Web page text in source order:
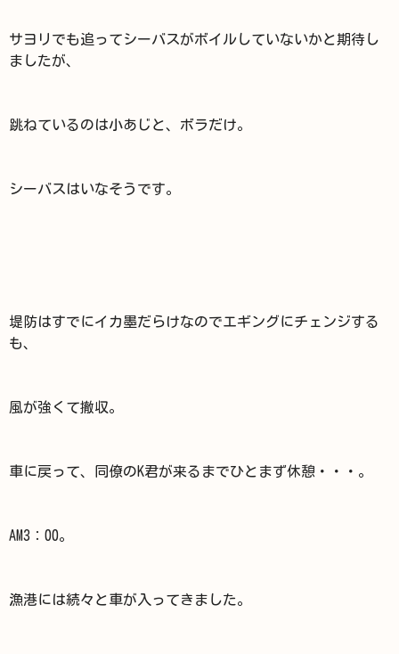
サヨリでも追ってシーバスがボイルしていないかと期待し
ましたが、
跳ねているのは小あじと、ボラだけ。
シーバスはいなそうです。
堤防はすでにイカ墨だらけなのでエギングにチェンジする
も、
風が強くて撤収。
車に戻って、同僚のK君が来るまでひとまず休憩・・・。
AM3：00。
漁港には続々と車が入ってきました。